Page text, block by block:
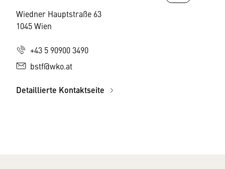
Wiedner Hauptstraße 63
1045 Wien
+43 5 90900 3490
bstf@wko.at
Detaillierte Kontaktseite